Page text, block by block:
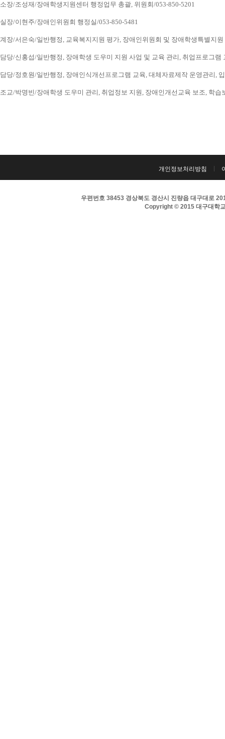
소장/조성재/장애학생지원센터 행정업무 총괄, 위원회/053-850-5201
실장/이현주/장애인위원회 행정실/053-850-5481
계장/서은숙/일반행정, 교육복지지원 평가, 장애인위원회 및 장애학생특별지
담당/신홍섭/일반행정, 장애학생 도우미 지원 사업 및 교육 관리, 취업프로그
담당/정호원/일반행정, 장애인식개선프로그램 교육, 대체자료제작 운영관리,
조교/박명빈/장애학생 도우미 관리, 취업정보 지원, 장애인개선교육 보조, 학
개인정보처리방침
우편번호 38453 경상북도 경산시 진량읍 대구대로
Copyright © 2015 대구대학